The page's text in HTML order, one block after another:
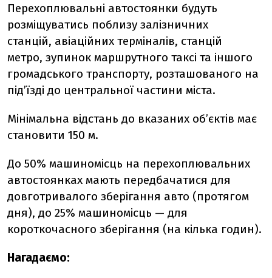
Перехоплювальні автостоянки будуть
розміщуватись поблизу залізничних
станцій, авіаційних терміналів, станцій
метро, зупинок маршрутного таксі та іншого
громадського транспорту, розташованого на
під’їзді до центральної частини міста.
Мінімальна відстань до вказаних об’єктів має
становити 150 м.
До 50% машиномісць на перехоплювальних
автостоянках мають передбачатися для
довготривалого зберігання авто (протягом
дня), до 25% машиномісць — для
короткочасного зберігання (на кілька годин).
Нагадаємо: